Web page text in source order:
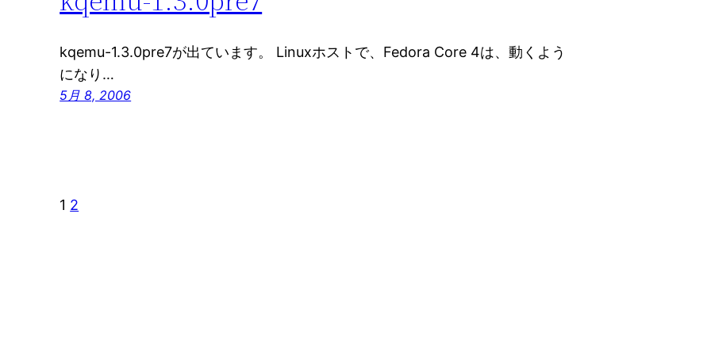
kqemu-1.3.0pre7が出ています。 Linuxホストで、Fedora Core 4は、動くよう
になり…
5月 8, 2006
1 2